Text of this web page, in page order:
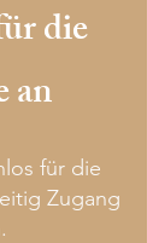
die
an
für die
Zugang